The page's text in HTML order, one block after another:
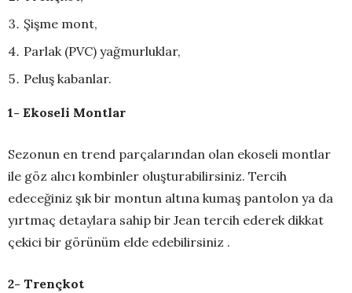
Şişme mont,
Parlak (PVC) yağmurluklar,
Peluş kabanlar.
1- Ekoseli Montlar
Sezonun en trend parçalarından olan ekoseli montlar
ile göz alıcı kombinler oluşturabilirsiniz. Tercih
edeceğiniz şık bir montun altına kumaş pantolon ya da
yırtmaç detaylara sahip bir Jean tercih ederek dikkat
çekici bir görünüm elde edebilirsiniz .
2- Trençkot